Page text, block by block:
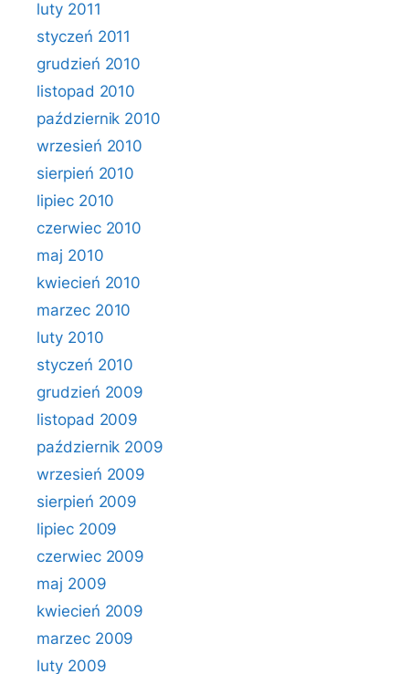
luty 2011
styczeń 2011
grudzień 2010
listopad 2010
październik 2010
wrzesień 2010
sierpień 2010
lipiec 2010
czerwiec 2010
maj 2010
kwiecień 2010
marzec 2010
luty 2010
styczeń 2010
grudzień 2009
listopad 2009
październik 2009
wrzesień 2009
sierpień 2009
lipiec 2009
czerwiec 2009
maj 2009
kwiecień 2009
marzec 2009
luty 2009